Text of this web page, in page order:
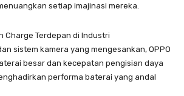
setiap imajinasi mereka.
Charge Terdepan di Industri
sistem kamera yang mengesankan, OPPO
besar dan kecepatan pengisian daya
performa baterai yang andal